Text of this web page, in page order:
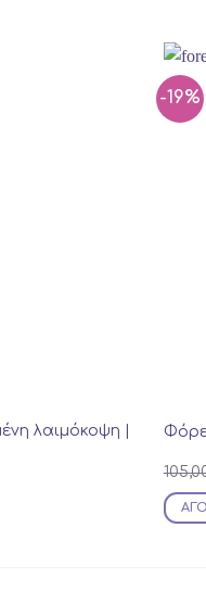
λαιμόκοψη |
-19%